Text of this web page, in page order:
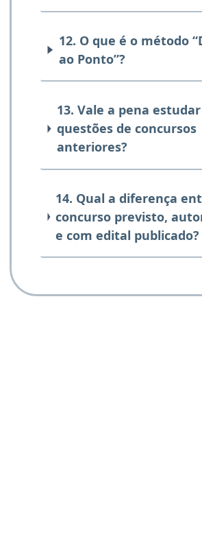
12. O que é o método
ao Ponto”?
13. Vale a pena
questões de concursos
anteriores?
14. Qual a diferença
concurso previsto,
e com edital publicado?